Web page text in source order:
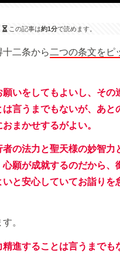
この記事は約1分で読めます。
二条から 二つの条文をピ
願いをしてもよいし、その
は言うまでもないが、あと
まかせするがよい。
の法力と聖天様の妙智力
心願が成就するのだから、
と安心していてお詣りを
。
精進することは言うまでも